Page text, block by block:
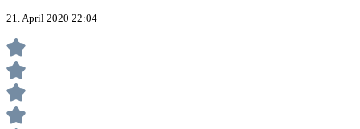
21. April 2020 22:04